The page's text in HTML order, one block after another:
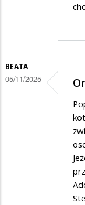
BEATA
05/11/2025